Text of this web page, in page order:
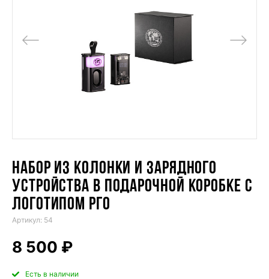
НАБОР ИЗ КОЛОНКИ И ЗАРЯДНОГО
УСТРОЙСТВА В ПОДАРОЧНОЙ КОРОБКЕ С
ЛОГОТИПОМ РГО
Артикул: 54
8 500 ₽
Есть в наличии